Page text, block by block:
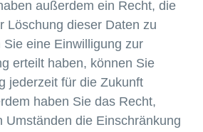
außerdem ein Recht, die
Löschung dieser Daten zu
eine Einwilligung zur
erteilt haben, können Sie
jederzeit für die Zukunft
haben Sie das Recht,
Umständen die Einschränkung